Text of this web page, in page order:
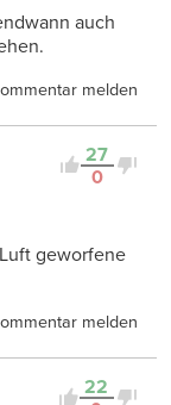
auch
melden
27
0
geworfene
melden
22